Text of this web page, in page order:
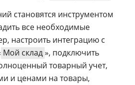
становятся инструментом
все необходимые
настроить интеграцию с
Мой склад», подключить
товарный учет,
и ценами на товары,